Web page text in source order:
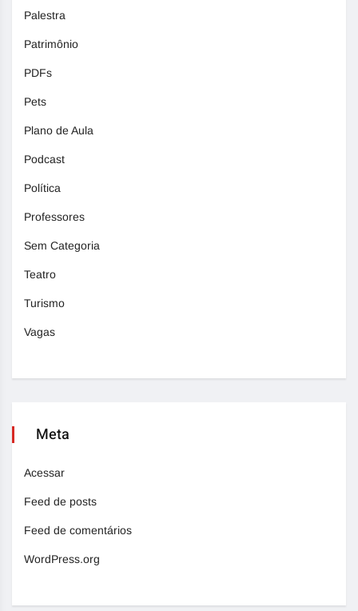
Palestra
Patrimônio
PDFs
Pets
Plano de Aula
Podcast
Política
Professores
Sem Categoria
Teatro
Turismo
Vagas
Meta
Acessar
Feed de posts
Feed de comentários
WordPress.org